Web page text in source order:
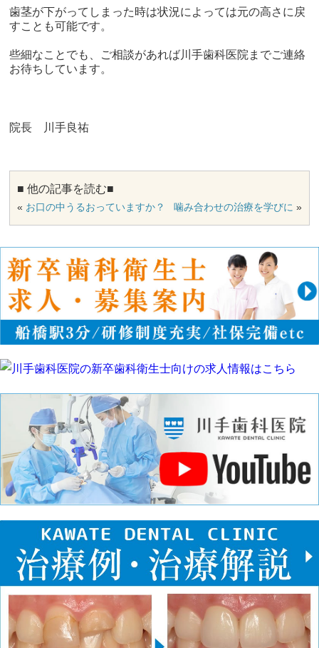
歯茎が下がってしまった時は状況によっては元の高さに戻
すことも可能です。
些細なことでも、ご相談があれば川手歯科医院までご連絡
お待ちしています。
院長 川手良祐
■ 他の記事を読む■
« お口の中うるおっていますか？ 噛み合わせの治療を学びに »